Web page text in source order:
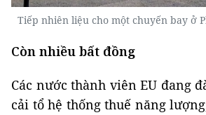
Tiếp nhiên liệu cho một chuyến bay ở
Còn nhiều bất đồng
Các nước thành viên EU đang
cải tổ hệ thống thuế năng